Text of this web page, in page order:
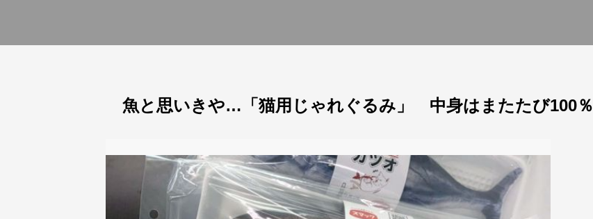
魚と思いきや…「猫用じゃれぐるみ」 中身はまたたび100％